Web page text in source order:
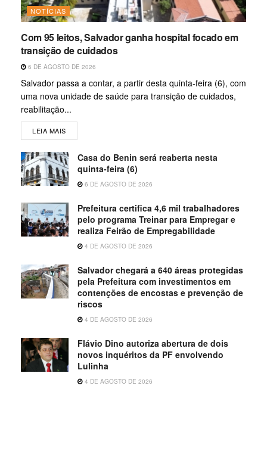
NOTÍCIAS
Com 95 leitos, Salvador ganha hospital focado em
transição de cuidados
6 DE AGOSTO DE 2026
Salvador passa a contar, a partir desta quinta-feira (6), com
uma nova unidade de saúde para transição de cuidados,
reabilitação...
LEIA MAIS
Casa do Benin será reaberta nesta
quinta-feira (6)
6 DE AGOSTO DE 2026
Prefeitura certifica 4,6 mil trabalhadores
pelo programa Treinar para Empregar e
realiza Feirão de Empregabilidade
4 DE AGOSTO DE 2026
Salvador chegará a 640 áreas protegidas
pela Prefeitura com investimentos em
contenções de encostas e prevenção de
riscos
4 DE AGOSTO DE 2026
Flávio Dino autoriza abertura de dois
novos inquéritos da PF envolvendo
Lulinha
4 DE AGOSTO DE 2026